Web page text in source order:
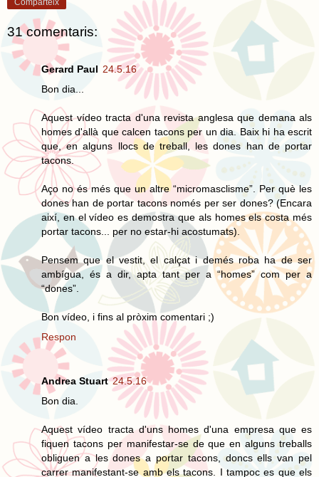
31 comentaris:
Gerard Paul 24.5.16
Bon dia...
Aquest vídeo tracta d'una revista anglesa que demana als
homes d'allà que calcen tacons per un dia. Baix hi ha escrit
que, en alguns llocs de treball, les dones han de portar
tacons.
Aço no és més que un altre “micromasclisme”. Per què les
dones han de portar tacons només per ser dones? (Encara
així, en el vídeo es demostra que als homes els costa més
portar tacons... per no estar-hi acostumats).
Pensem que el vestit, el calçat i demés roba ha de ser
ambígua, és a dir, apta tant per a “homes” com per a
“dones”.
Bon vídeo, i fins al pròxim comentari ;)
Respon
Andrea Stuart 24.5.16
Bon dia.
Aquest vídeo tracta d'uns homes d'una empresa que es
fiquen tacons per manifestar-se de que en alguns treballs
obliguen a les dones a portar tacons, doncs ells van pel
carrer manifestant-se amb els tacons. I tampoc es que els